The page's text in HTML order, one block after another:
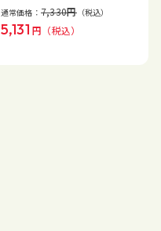
通常価格： 7,330円（税込）
5,131 円 （税込）